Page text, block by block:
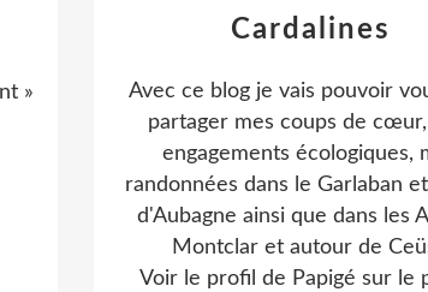
»
Cardalines
Avec ce blog je vais pouvoir
partager mes coups de
engagements écologiques,
randonnées dans le Garlaban
d'Aubagne ainsi que dans les
Montclar et autour de
Voir le profil de Papigé sur le